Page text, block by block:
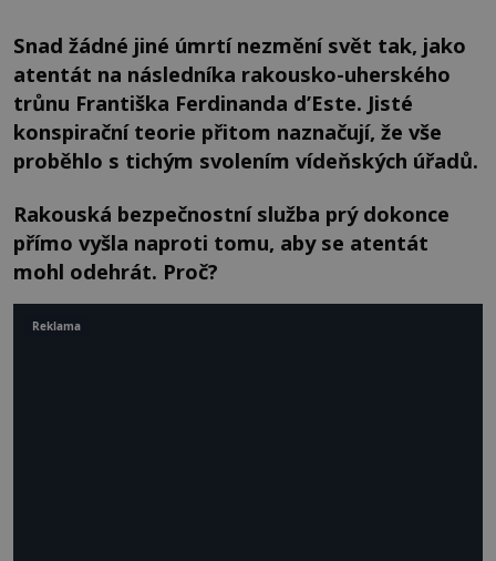
Snad žádné jiné úmrtí nezmění svět tak, jako
atentát na následníka rakousko-uherského
trůnu Františka Ferdinanda d’Este. Jisté
konspirační teorie přitom naznačují, že vše
proběhlo s tichým svolením vídeňských úřadů.
Rakouská bezpečnostní služba prý dokonce
přímo vyšla naproti tomu, aby se atentát
mohl odehrát. Proč?
Reklama